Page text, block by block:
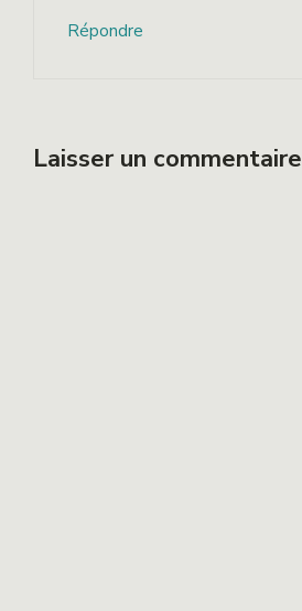
Répondre
Laisser un commentaire